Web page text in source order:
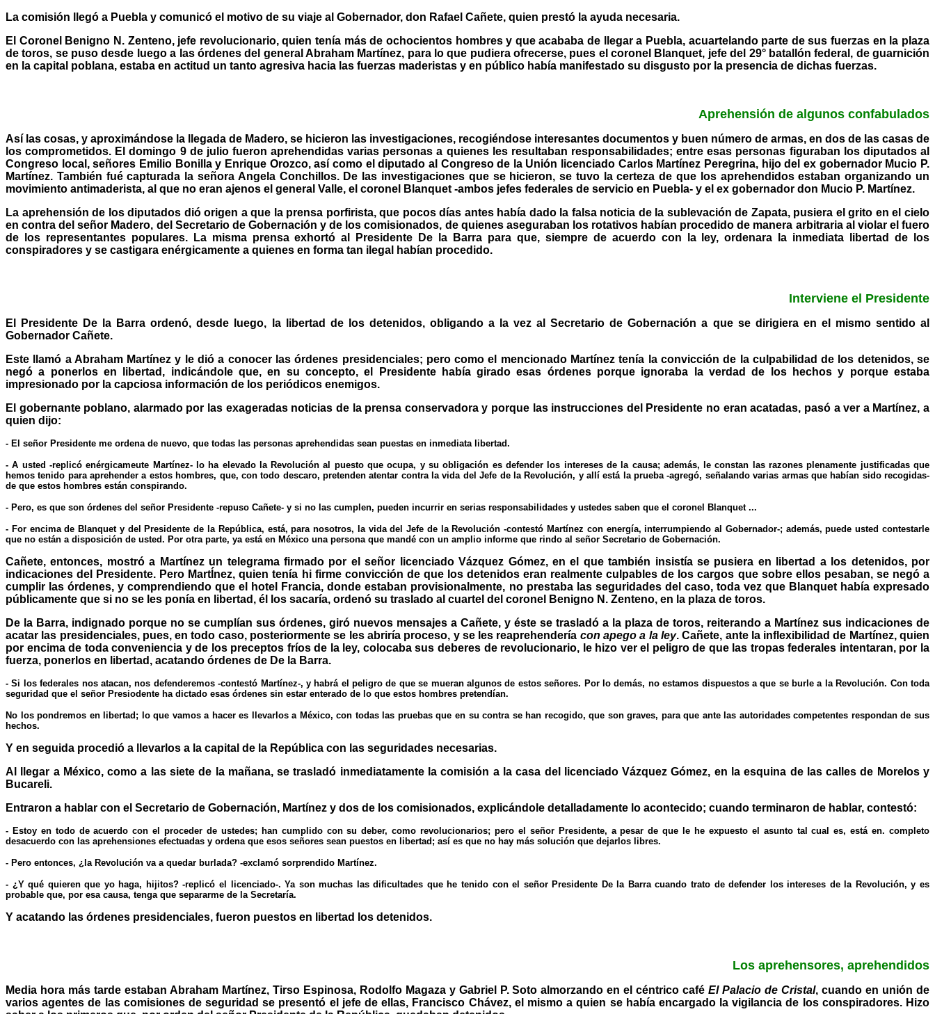
La comisión llegó a Puebla y comunicó el motivo de su viaje al Gobernador, don Rafael Cañete, quien prestó la ayuda necesaria.
El Coronel Benigno N. Zenteno, jefe revolucionario, quien tenía más de ochocientos hombres y que acababa de llegar a Puebla, acuartelando parte de sus fuerzas en la plaza
de toros, se puso desde luego a las órdenes del general Abraham Martínez, para lo que pudiera ofrecerse, pues el coronel Blanquet, jefe del 29° batallón federal, de guarnición
en la capital poblana, estaba en actitud un tanto agresiva hacia las fuerzas maderistas y en público había manifestado su disgusto por la presencia de dichas fuerzas.
Aprehensión de algunos confabulados
Así las cosas, y aproximándose la llegada de Madero, se hicieron las investigaciones, recogiéndose interesantes documentos y buen número de armas, en dos de las casas de
los comprometidos. El domingo 9 de julio fueron aprehendidas varias personas a quienes les resultaban responsabilidades; entre esas personas figuraban los diputados al
Congreso local, señores Emilio Bonilla y Enrique Orozco, así como el diputado al Congreso de la Unión licenciado Carlos Martínez Peregrina, hijo del ex gobernador Mucio P.
Martínez. También fué capturada la señora Angela Conchillos. De las investigaciones que se hicieron, se tuvo la certeza de que los aprehendidos estaban organizando un
movimiento antimaderista, al que no eran ajenos el general Valle, el coronel Blanquet -ambos jefes federales de servicio en Puebla- y el ex gobernador don Mucio P. Martínez.
La aprehensión de los diputados dió origen a que la prensa porfirista, que pocos días antes había dado la falsa noticia de la sublevación de Zapata, pusiera el grito en el cielo
en contra del señor Madero, del Secretario de Gobernación y de los comisionados, de quienes aseguraban los rotativos habían procedido de manera arbitraria al violar el fuero
de los representantes populares. La misma prensa exhortó al Presidente De la Barra para que, siempre de acuerdo con la ley, ordenara la inmediata libertad de los
conspiradores y se castigara enérgicamente a quienes en forma tan ilegal habían procedido.
Interviene el Presidente
El Presidente De la Barra ordenó, desde luego, la libertad de los detenidos, obligando a la vez al Secretario de Gobernación a que se dirigiera en el mismo sentido al
Gobernador Cañete.
Este llamó a Abraham Martínez y le dió a conocer las órdenes presidenciales; pero como el mencionado Martínez tenía la convicción de la culpabilidad de los detenidos, se
negó a ponerlos en libertad, indicándole que, en su concepto, el Presidente había girado esas órdenes porque ignoraba la verdad de los hechos y porque estaba
impresionado por la capciosa información de los periódicos enemigos.
El gobernante poblano, alarmado por las exageradas noticias de la prensa conservadora y porque las instrucciones del Presidente no eran acatadas, pasó a ver a Martínez, a
quien dijo:
- El señor Presidente me ordena de nuevo, que todas las personas aprehendidas sean puestas en inmediata libertad.
- A usted -replicó enérgicameute Martínez- lo ha elevado la Revolución al puesto que ocupa, y su obligación es defender los intereses de la causa; además, le constan las razones plenamente justificadas que
hemos tenido para aprehender a estos hombres, que, con todo descaro, pretenden atentar contra la vida del Jefe de la Revolución, y allí está la prueba -agregó, señalando varias armas que habían sido recogidas-
de que estos hombres están conspirando.
- Pero, es que son órdenes del señor Presidente -repuso Cañete- y si no las cumplen, pueden incurrir en serias responsabilidades y ustedes saben que el coronel Blanquet ...
- For encima de Blanquet y del Presidente de la República, está, para nosotros, la vida del Jefe de la Revolución -contestó Martínez con energía, interrumpiendo al Gobernador-; además, puede usted contestarle
que no están a disposición de usted. Por otra parte, ya está en México una persona que mandé con un amplio informe que rindo al señor Secretario de Gobernación.
Cañete, entonces, mostró a Martínez un telegrama firmado por el señor licenciado Vázquez Gómez, en el que también insistía se pusiera en libertad a los detenidos, por
indicaciones del Presidente. Pero MartÍnez, quien tenía hi firme convicción de que los detenidos eran realmente culpables de los cargos que sobre ellos pesaban, se negó a
cumplir las órdenes, y comprendiendo que el hotel Francia, donde estaban provisionalmente, no prestaba las seguridades del caso, toda vez que Blanquet había expresado
públicamente que si no se les ponía en libertad, él los sacaría, ordenó su traslado al cuartel del coronel Benigno N. Zenteno, en la plaza de toros.
De la Barra, indignado porque no se cumplían sus órdenes, giró nuevos mensajes a Cañete, y éste se trasladó a la plaza de toros, reiterando a Martínez sus indicaciones de
acatar las presidenciales, pues, en todo caso, posteriormente se les abriría proceso, y se les reaprehendería con apego a la ley. Cañete, ante la inflexibilidad de Martínez, quien
por encima de toda conveniencia y de los preceptos fríos de la ley, colocaba sus deberes de revolucionario, le hizo ver el peligro de que las tropas federales intentaran, por la
fuerza, ponerlos en libertad, acatando órdenes de De la Barra.
- Si los federales nos atacan, nos defenderemos -contestó Martínez-, y habrá el peligro de que se mueran algunos de estos señores. Por lo demás, no estamos dispuestos a que se burle a la Revolución. Con toda
seguridad que el señor Presiodente ha dictado esas órdenes sin estar enterado de lo que estos hombres pretendían.
No los pondremos en libertad; lo que vamos a hacer es llevarlos a México, con todas las pruebas que en su contra se han recogido, que son graves, para que ante las autoridades competentes respondan de sus
hechos.
Y en seguida procedió a llevarlos a la capital de la República con las seguridades necesarias.
Al llegar a México, como a las siete de la mañana, se trasladó inmediatamente la comisión a la casa del licenciado Vázquez Gómez, en la esquina de las calles de Morelos y
Bucareli.
Entraron a hablar con el Secretario de Gobernación, Martínez y dos de los comisionados, explicándole detalladamente lo acontecido; cuando terminaron de hablar, contestó:
- Estoy en todo de acuerdo con el proceder de ustedes; han cumplido con su deber, como revolucionarios; pero el señor Presidente, a pesar de que le he expuesto el asunto tal cual es, está en. completo
desacuerdo con las aprehensiones efectuadas y ordena que esos señores sean puestos en libertad; así es que no hay más solución que dejarlos libres.
- Pero entonces, ¿la Revolución va a quedar burlada? -exclamó sorprendido Martínez.
- ¿Y qué quieren que yo haga, hijitos? -replicó el licenciado-. Ya son muchas las dificultades que he tenido con el señor Presidente De la Barra cuando trato de defender los intereses de la Revolución, y es
probable que, por esa causa, tenga que separarme de la Secretaría.
Y acatando las órdenes presidenciales, fueron puestos en libertad los detenidos.
Los aprehensores, aprehendidos
Media hora más tarde estaban Abraham Martínez, Tirso Espinosa, Rodolfo Magaza y Gabriel P. Soto almorzando en el céntrico caféEl Palacio de Cristal, cuando en unión de
varios agentes de las comisiones de seguridad se presentó el jefe de ellas, Francisco Chávez, el mismo a quien se había encargado la vigilancia de los conspiradores. Hizo